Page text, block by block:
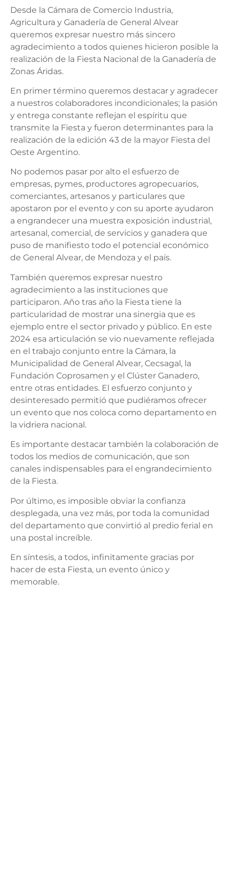
Desde la Cámara de Comercio Industria,
Agricultura y Ganadería de General Alvear
queremos expresar nuestro más sincero
agradecimiento a todos quienes hicieron posible la
realización de la Fiesta Nacional de la Ganadería de
Zonas Áridas.
En primer término queremos destacar y agradecer
a nuestros colaboradores incondicionales; la pasión
y entrega constante reflejan el espíritu que
transmite la Fiesta y fueron determinantes para la
realización de la edición 43 de la mayor Fiesta del
Oeste Argentino.
No podemos pasar por alto el esfuerzo de
empresas, pymes, productores agropecuarios,
comerciantes, artesanos y particulares que
apostaron por el evento y con su aporte ayudaron
a engrandecer una muestra exposición industrial,
artesanal, comercial, de servicios y ganadera que
puso de manifiesto todo el potencial económico
de General Alvear, de Mendoza y el país.
También queremos expresar nuestro
agradecimiento a las instituciones que
participaron. Año tras año la Fiesta tiene la
particularidad de mostrar una sinergia que es
ejemplo entre el sector privado y público. En este
2024 esa articulación se vio nuevamente reflejada
en el trabajo conjunto entre la Cámara, la
Municipalidad de General Alvear, Cecsagal, la
Fundación Coprosamen y el Clúster Ganadero,
entre otras entidades. El esfuerzo conjunto y
desinteresado permitió que pudiéramos ofrecer
un evento que nos coloca como departamento en
la vidriera nacional.
Es importante destacar también la colaboración de
todos los medios de comunicación, que son
canales indispensables para el engrandecimiento
de la Fiesta.
Por último, es imposible obviar la confianza
desplegada, una vez más, por toda la comunidad
del departamento que convirtió al predio ferial en
una postal increíble.
En síntesis, a todos, infinitamente gracias por
hacer de esta Fiesta, un evento único y
memorable.